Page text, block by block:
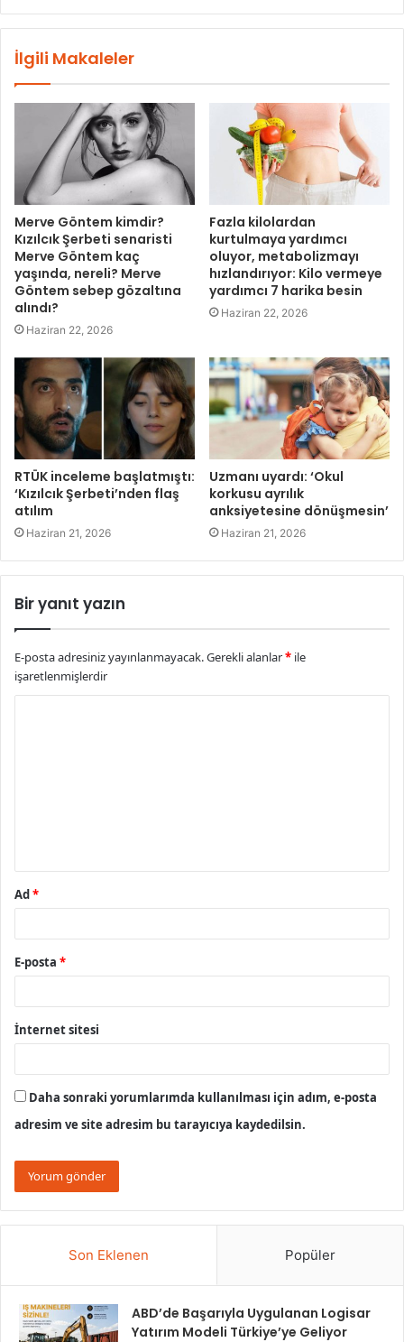
İlgili Makaleler
Merve Göntem kimdir?
Kızılcık Şerbeti senaristi
Merve Göntem kaç
yaşında, nereli? Merve
Göntem sebep gözaltına
alındı?
Haziran 22, 2026
Fazla kilolardan
kurtulmaya yardımcı
oluyor, metabolizmayı
hızlandırıyor: Kilo vermeye
yardımcı 7 harika besin
Haziran 22, 2026
RTÜK inceleme başlatmıştı:
‘Kızılcık Şerbeti’nden flaş
atılım
Haziran 21, 2026
Uzmanı uyardı: ‘Okul
korkusu ayrılık
anksiyetesine dönüşmesin’
Haziran 21, 2026
Bir yanıt yazın
E-posta adresiniz yayınlanmayacak.Gerekli alanlar* ile
işaretlenmişlerdir
Ad*
E-posta *
İnternet sitesi
Daha sonraki yorumlarımda kullanılması için adım, e-posta
adresim ve site adresim bu tarayıcıya kaydedilsin.
Son Eklenen Popüler
ABD’de Başarıyla Uygulanan Logisar
Yatırım Modeli Türkiye’ye Geliyor